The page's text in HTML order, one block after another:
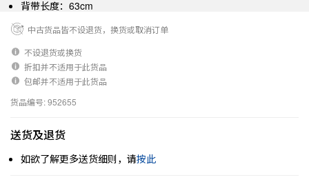
背带长度：63cm
中古货品皆不设退货，换货或取消订单
不设退货或换货
折扣并不适用于此货品
包邮并不适用于此货品
货品编号: 952655
送货及退货
如欲了解更多送货细则，请按此